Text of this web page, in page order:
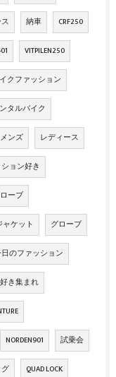
納車 CRF250
VITPILEN250
クファッション
タルバイク
メンズ レディース
ョン好き
ーブ
ャケット グローブ
のファッション
き集まれ
NORDEN901 試乗会
QUAD LOCK